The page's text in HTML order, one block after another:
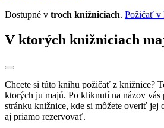
Dostupné v troch knižniciach. Požičať v
V ktorých knižniciach
Chcete si túto knihu požičať z knižnice?
ktorých ju majú. Po kliknutí na názov vás
stránku knižnice, kde si môžete overiť jej
aj priamo rezervovať.